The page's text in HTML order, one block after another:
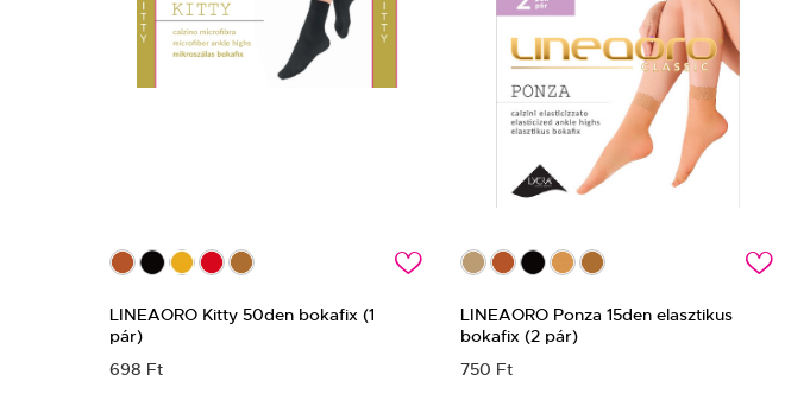
c
LINEAORO Kitty 50den bokafix (1
pár)
698 Ft
c
LINEAORO Ponza 15den elasztikus
bokafix (2 pár)
750 Ft